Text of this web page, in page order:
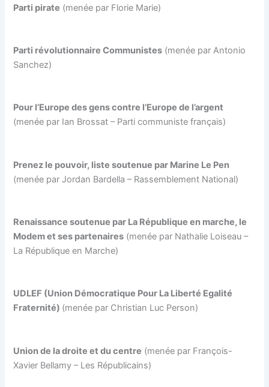
Parti pirate (menée par Florie Marie)
Parti révolutionnaire Communistes (menée par Antonio
Sanchez)
Pour l’Europe des gens contre l’Europe de l’argent
(menée par Ian Brossat – Parti communiste français)
Prenez le pouvoir, liste soutenue par Marine Le Pen
(menée par Jordan Bardella – Rassemblement National)
Renaissance soutenue par La République en marche, le
Modem et ses partenaires (menée par Nathalie Loiseau –
La République en Marche)
UDLEF (Union Démocratique Pour La Liberté Egalité
Fraternité) (menée par Christian Luc Person)
Union de la droite et du centre (menée par François-
Xavier Bellamy – Les Républicains)